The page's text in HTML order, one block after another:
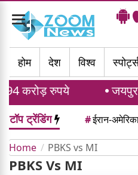
Toggle
navigation
होम
देश विश्व
करोड़ रुपये जयपुर
टॉप ट्रेंडिंग #ईरान-
Home PBKS vs MI
PBKS Vs MI